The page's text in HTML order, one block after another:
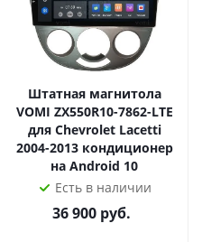
делает
удобнее!
платформы вы можете
которое находится под
Lacetti 2010-2014
в нашем интернет-
по России за 2-5 дней.
Штатная магнитола
VOMI ZX550R10-7862-LTE
для Chevrolet Lacetti
2004-2013 кондиционер
на Android 10
Есть в наличии
36 900руб.